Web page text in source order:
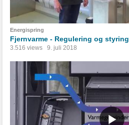
Energispring
Fjernvarme - Regulering og styring
3.516 views 9. juli 2018